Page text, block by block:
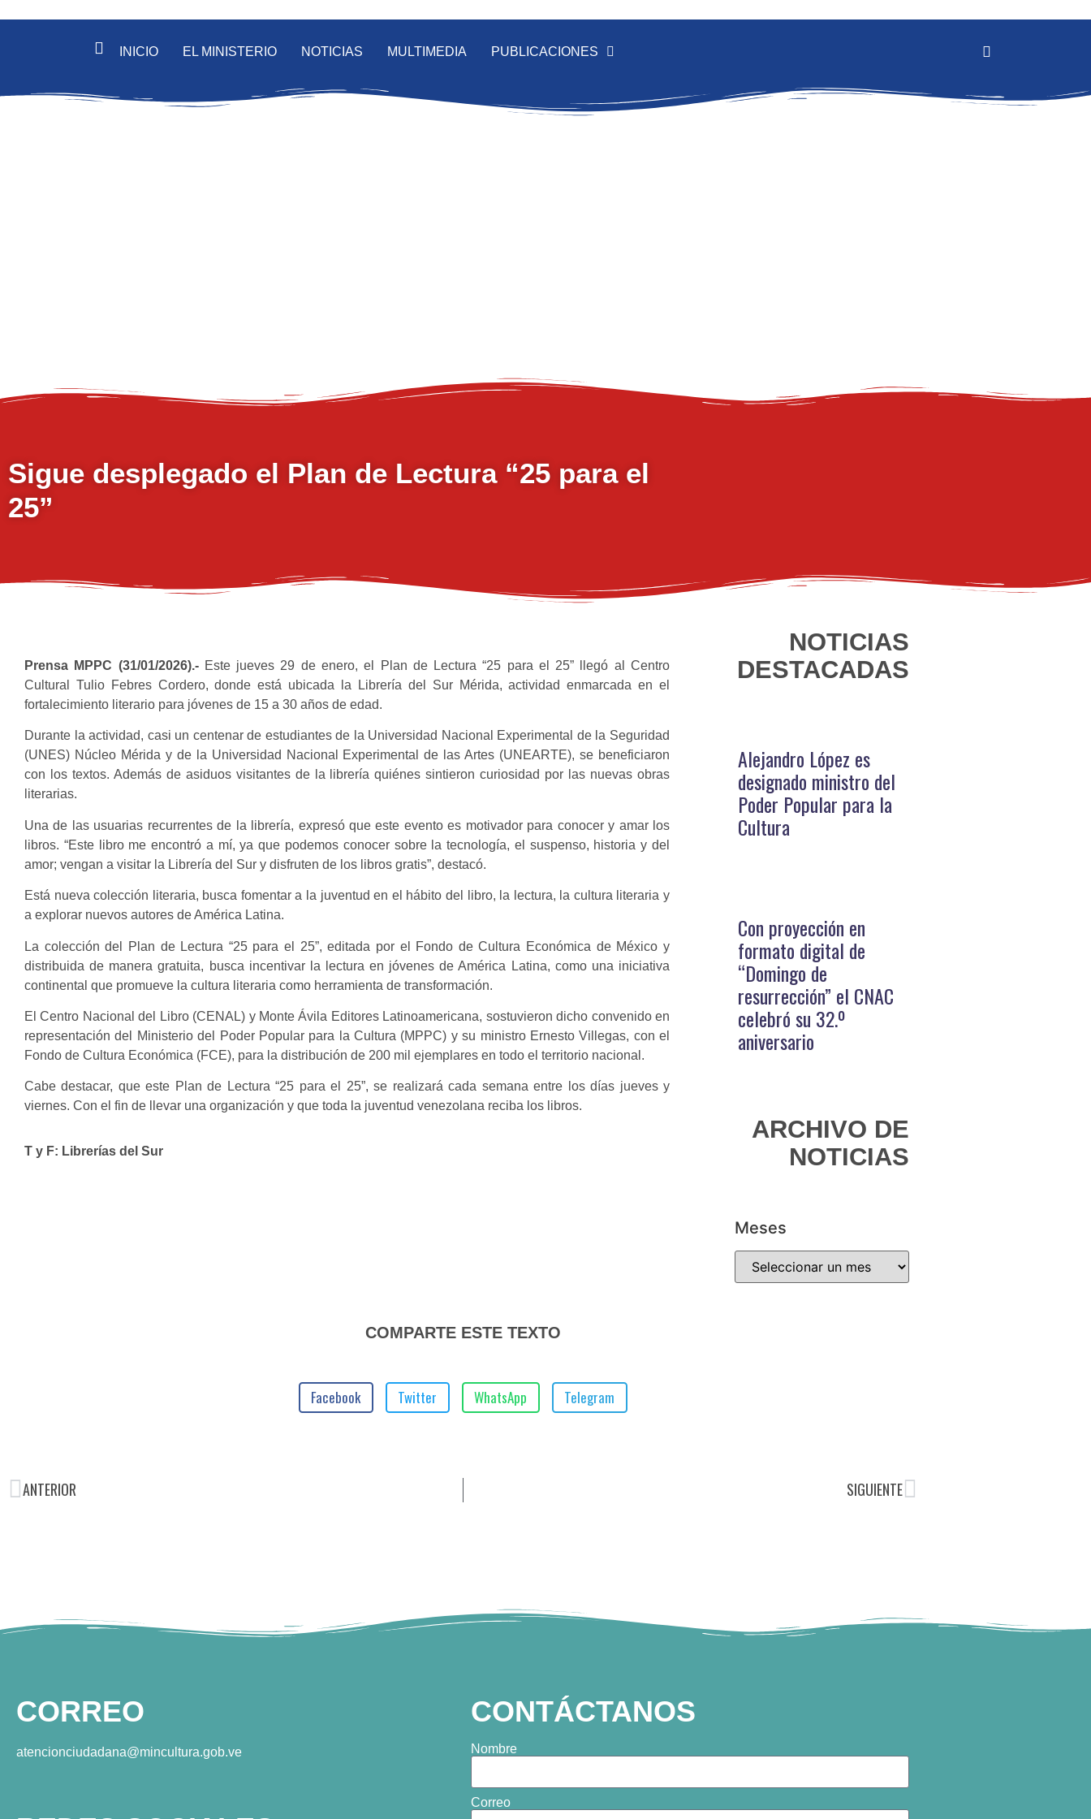
INICIO EL MINISTERIO NOTICIAS MULTIMEDIA PUBLICACIONES
Sigue desplegado el Plan de Lectura “25 para el
25”
Prensa MPPC (31/01/2026).-Este jueves 29 de enero, el Plan de Lectura “25 para el 25” llegó al Centro
Cultural Tulio Febres Cordero, donde está ubicada la Librería del Sur Mérida, actividad enmarcada en el
fortalecimiento literario para jóvenes de 15 a 30 años de edad.
Durante la actividad, casi un centenar de estudiantes de la Universidad Nacional Experimental de la Seguridad
(UNES) Núcleo Mérida y de la Universidad Nacional Experimental de las Artes (UNEARTE), se beneficiaron
con los textos. Además de asiduos visitantes de la librería quiénes sintieron curiosidad por las nuevas obras
literarias.
Una de las usuarias recurrentes de la librería, expresó que este evento es motivador para conocer y amar los
libros. “Este libro me encontró a mí, ya que podemos conocer sobre la tecnología, el suspenso, historia y del
amor; vengan a visitar la Librería del Sur y disfruten de los libros gratis”, destacó.
Está nueva colección literaria, busca fomentar a la juventud en el hábito del libro, la lectura, la cultura literaria y
a explorar nuevos autores de América Latina.
La colección del Plan de Lectura “25 para el 25”, editada por el Fondo de Cultura Económica de México y
distribuida de manera gratuita, busca incentivar la lectura en jóvenes de América Latina, como una iniciativa
continental que promueve la cultura literaria como herramienta de transformación.
El Centro Nacional del Libro (CENAL) y Monte Ávila Editores Latinoamericana, sostuvieron dicho convenido en
representación del Ministerio del Poder Popular para la Cultura (MPPC) y su ministro Ernesto Villegas, con el
Fondo de Cultura Económica (FCE), para la distribución de 200 mil ejemplares en todo el territorio nacional.
Cabe destacar, que este Plan de Lectura “25 para el 25”, se realizará cada semana entre los días jueves y
viernes. Con el fin de llevar una organización y que toda la juventud venezolana reciba los libros.
T y F: Librerías del Sur
NOTICIAS
DESTACADAS
Alejandro López es
designado ministro del
Poder Popular para la
Cultura
Con proyección en
formato digital de
“Domingo de
resurrección” el CNAC
celebró su 32.º
aniversario
ARCHIVO DE
NOTICIAS
Meses
COMPARTE ESTE TEXTO
Facebook Twitter WhatsApp Telegram
ANTERIOR SIGUIENTE
CORREO
atencionciudadana@mincultura.gob.ve
CONTÁCTANOS
Nombre
Correo